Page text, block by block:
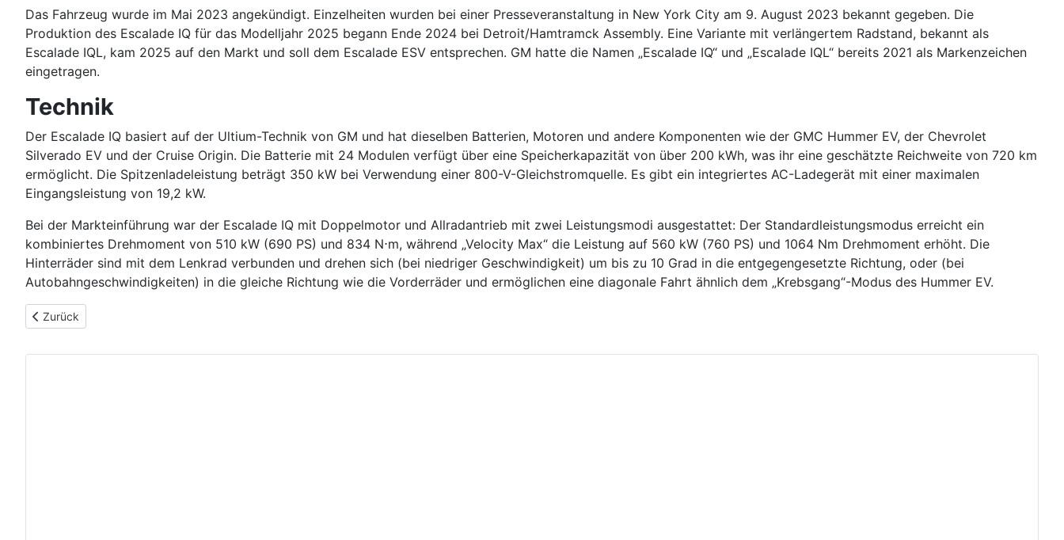
Das Fahrzeug wurde im Mai 2023 angekündigt. Einzelheiten wurden bei einer Presseveranstaltung in New York City am 9. August 2023 bekannt gegeben. Die
Produktion des Escalade IQ für das Modelljahr 2025 begann Ende 2024 bei Detroit/Hamtramck Assembly. Eine Variante mit verlängertem Radstand, bekannt als
Escalade IQL, kam 2025 auf den Markt und soll dem Escalade ESV entsprechen. GM hatte die Namen „Escalade IQ“ und „Escalade IQL“ bereits 2021 als Markenzeichen
eingetragen.
Technik
Der Escalade IQ basiert auf der Ultium-Technik von GM und hat dieselben Batterien, Motoren und andere Komponenten wie der GMC Hummer EV, der Chevrolet
Silverado EV und der Cruise Origin. Die Batterie mit 24 Modulen verfügt über eine Speicherkapazität von über 200 kWh, was ihr eine geschätzte Reichweite von 720 km
ermöglicht. Die Spitzenladeleistung beträgt 350 kW bei Verwendung einer 800-V-Gleichstromquelle. Es gibt ein integriertes AC-Ladegerät mit einer maximalen
Eingangsleistung von 19,2 kW.
Bei der Markteinführung war der Escalade IQ mit Doppelmotor und Allradantrieb mit zwei Leistungsmodi ausgestattet: Der Standardleistungsmodus erreicht ein
kombiniertes Drehmoment von 510 kW (690 PS) und 834 N⋅m, während „Velocity Max“ die Leistung auf 560 kW (760 PS) und 1064 Nm Drehmoment erhöht. Die
Hinterräder sind mit dem Lenkrad verbunden und drehen sich (bei niedriger Geschwindigkeit) um bis zu 10 Grad in die entgegengesetzte Richtung, oder (bei
Autobahngeschwindigkeiten) in die gleiche Richtung wie die Vorderräder und ermöglichen eine diagonale Fahrt ähnlich dem „Krebsgang“-Modus des Hummer EV.
Vorheriger Beitrag: Cadillac Escalade (2020-)
Zurück